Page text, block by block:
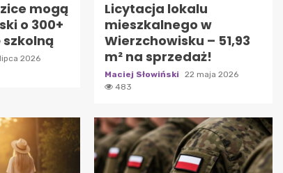
mogą
o 300+
2026
Licytacja lokalu
mieszkalnego w
Wierzchowisku – 51,93
m² na sprzedaż!
Maciej Słowiński
22 maja 2026
483